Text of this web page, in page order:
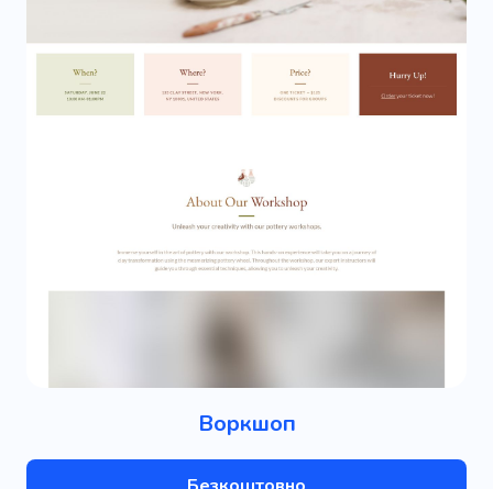
Воркшоп